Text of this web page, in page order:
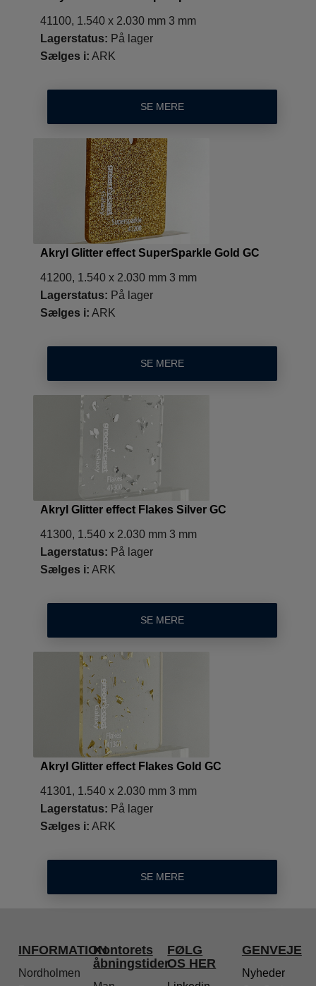
41100, 1.540 x 2.030 mm 3 mm
Lagerstatus: På lager
Sælges i: ARK
SE MERE
Akryl Glitter effect SuperSparkle Gold GC
41200, 1.540 x 2.030 mm 3 mm
Lagerstatus: På lager
Sælges i: ARK
SE MERE
Akryl Glitter effect Flakes Silver GC
41300, 1.540 x 2.030 mm 3 mm
Lagerstatus: På lager
Sælges i: ARK
SE MERE
Akryl Glitter effect Flakes Gold GC
41301, 1.540 x 2.030 mm 3 mm
Lagerstatus: På lager
Sælges i: ARK
SE MERE
INFORMATION
Nordholmen
Kontorets
åbningstider
FØLG
OS HER
GENVEJE
Nyheder